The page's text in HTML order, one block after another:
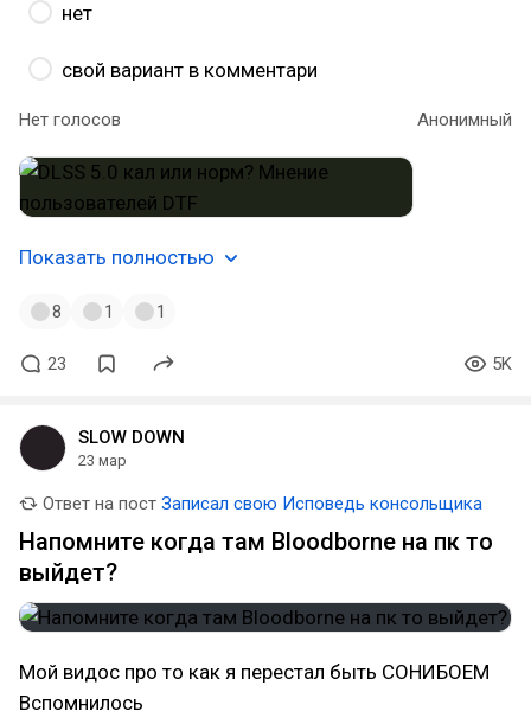
нет
свой вариант в комментари
Нет голосов Анонимный
Показать полностью
8 1 1
23 5K
SLOW DOWN
23 мар
Ответ на пост Записал свою Исповедь консольщика
Напомните когда там Bloodborne на пк то
выйдет?
Мой видос про то как я перестал быть СОНИБОЕМ
Вспомнилось